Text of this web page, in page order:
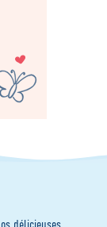
délicieuses